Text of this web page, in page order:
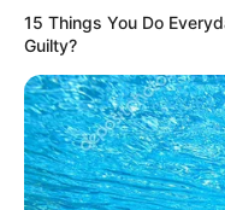
15 Things You Do
Guilty?